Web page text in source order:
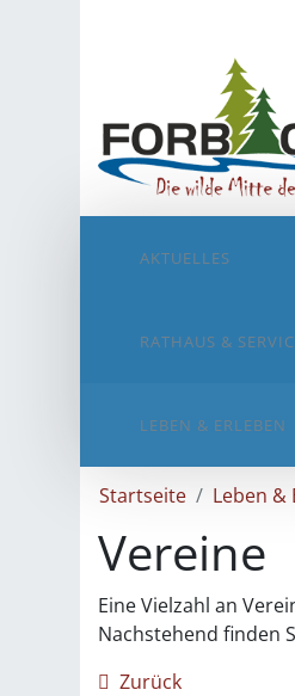
AKTUELLES
RATHAUS &
LEBEN & ERLEBEN
Startseite Leben &
Vereine
Eine Vielzahl an
Nachstehend finden
Zurück